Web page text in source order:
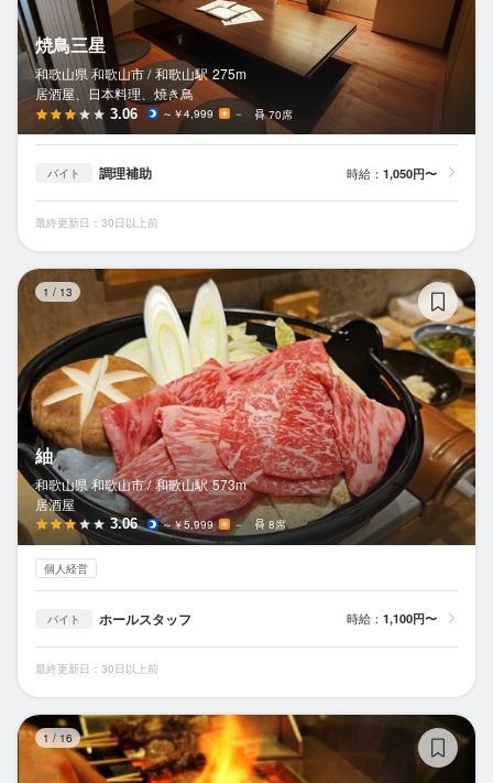
焼鳥三星
和歌山県 和歌山市 / 和歌山駅 275m
居酒屋、日本料理、焼き鳥
3.06 ～￥4,999 － 70席
バイト 調理補助 時給： 1,050円〜
最終更新日：30日以上前
1 / 13
紬
和歌山県 和歌山市 / 和歌山駅 573m
居酒屋
3.06 ～￥5,999 － 8席
個人経営
バイト ホールスタッフ 時給： 1,100円〜
最終更新日：30日以上前
1/16